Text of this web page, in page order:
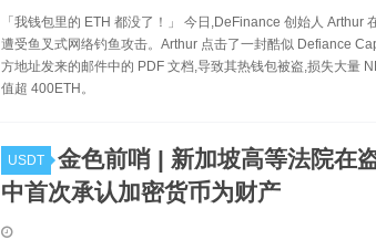
「我钱包里的 ETH 都没了！」 今日,DeFinance 创始人 Arthur
遭受鱼叉式网络钓鱼攻击。Arthur 点击了一封酷似 Defiance
方地址发来的邮件中的 PDF 文档,导致其热钱包被盗,损失大量
值超 400ETH。
USDT
金色前哨 | 新加坡高等法院在
中首次承认加密货币为财产